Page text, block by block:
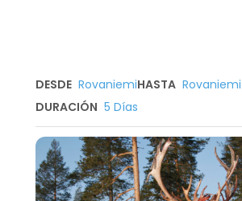
DESDE RovaniemiHASTA Rovaniemi
DURACIÓN 5 Días